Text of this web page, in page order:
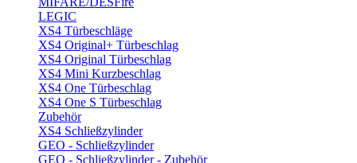
LEGIC
XS4 Türbeschläge
XS4 Original+ Türbeschlag
XS4 Original Türbeschlag
XS4 Mini Kurzbeschlag
XS4 One Türbeschlag
XS4 One S Türbeschlag
Zubehör
XS4 Schließzylinder
GEO - Schließzylinder
GEO - Schließzylinder - Zubehör